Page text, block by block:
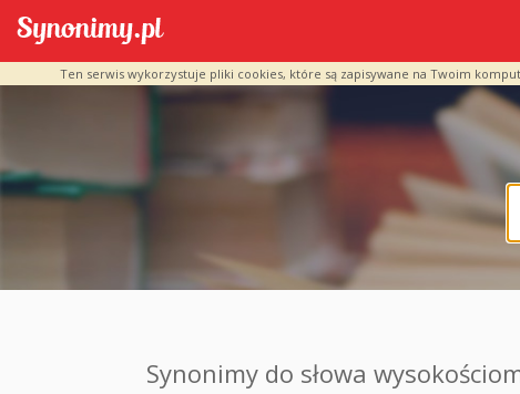
Ten serwis wykorzystuje pliki cookies, które są zapisywane na Twoim
Synonimy do słowa